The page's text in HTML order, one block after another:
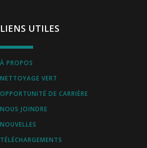
LIENS UTILES
À PROPOS
NETTOYAGE VERT
OPPORTUNITÉ DE CARRIÈRE
NOUS JOINDRE
NOUVELLES
TÉLÉCHARGEMENTS